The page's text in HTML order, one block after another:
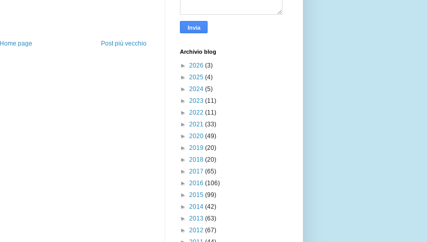
Post più vecchio
Home page
Archivio blog
► 2026 (3)
► 2025 (4)
► 2024 (5)
► 2023 (11)
► 2022 (11)
► 2021 (33)
► 2020 (49)
► 2019 (20)
► 2018 (20)
► 2017 (65)
► 2016 (106)
► 2015 (99)
► 2014 (42)
► 2013 (63)
► 2012 (67)